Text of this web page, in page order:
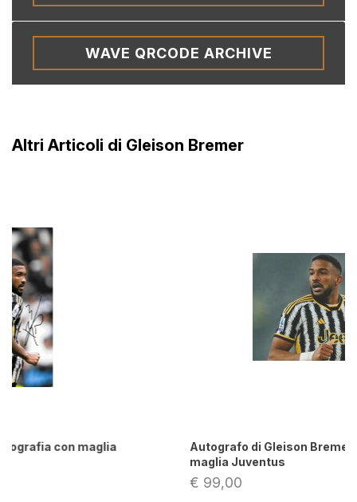
WAVE QRCODE ARCHIVE
Altri Articoli di Gleison Bremer
Autografo di Gleison Bremer su fotografia con